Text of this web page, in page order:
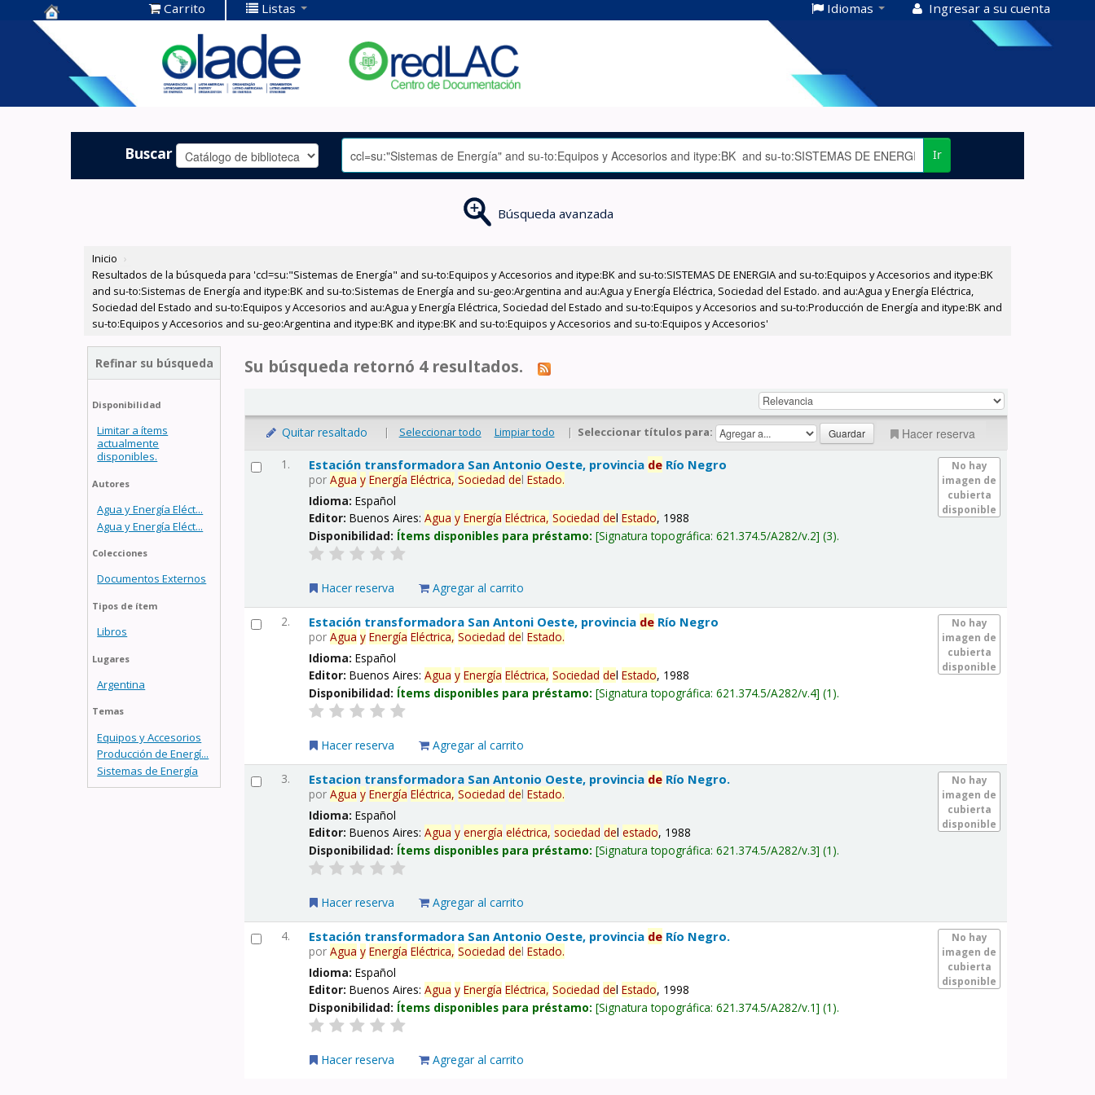
Centro de
Documentación
OLADE -
Carrito Listas Idiomas Ingresar a su cuenta
Buscar Ir
Búsqueda avanzada
Inicio ›
Resultados de la búsqueda para 'ccl=su:"Sistemas de Energía" and su-to:Equipos y Accesorios and itype:BK and su-to:SISTEMAS DE ENERGIA and su-to:Equipos y Accesorios and itype:BK
and su-to:Sistemas de Energía and itype:BK and su-to:Sistemas de Energía and su-geo:Argentina and au:Agua y Energía Eléctrica, Sociedad del Estado. and au:Agua y Energía Eléctrica,
Sociedad del Estado and su-to:Equipos y Accesorios and au:Agua y Energía Eléctrica, Sociedad del Estado and su-to:Equipos y Accesorios and su-to:Producción de Energía and itype:BK and
su-to:Equipos y Accesorios and su-geo:Argentina and itype:BK and itype:BK and su-to:Equipos y Accesorios and su-to:Equipos y Accesorios'
Refinar su búsqueda
Disponibilidad
Limitar a ítems
actualmente
disponibles.
Autores
Agua y Energía Eléct...
Agua y Energía Eléct...
Colecciones
Documentos Externos
Tipos de ítem
Libros
Lugares
Argentina
Temas
Equipos y Accesorios
Producción de Energí...
Sistemas de Energía
Su búsqueda retornó 4 resultados.
Quitar resaltado | Seleccionar todo Limpiar todo | Seleccionar títulos para: Hacer reserva
1.
No hay
imagen de
cubierta
disponible
Estación transformadora San Antonio Oeste, provincia de Río Negro
porAgua y Energía Eléctrica, Sociedad delEstado.
Idioma:Español
Editor:Buenos Aires:Agua y Energía Eléctrica, Sociedad delEstado, 1988
Disponibilidad: Ítems disponibles para préstamo: Signatura topográfica:621.374.5/A282/v.2 (3).
Hacer reserva Agregar al carrito
2.
No hay
imagen de
cubierta
disponible
Estación transformadora San Antoni Oeste, provincia de Río Negro
porAgua y Energía Eléctrica, Sociedad delEstado.
Idioma:Español
Editor:Buenos Aires:Agua y Energía Eléctrica, Sociedad delEstado, 1988
Disponibilidad: Ítems disponibles para préstamo: Signatura topográfica:621.374.5/A282/v.4 (1).
Hacer reserva Agregar al carrito
3.
No hay
imagen de
cubierta
disponible
Estacion transformadora San Antonio Oeste, provincia de Río Negro.
porAgua y Energía Eléctrica, Sociedad delEstado.
Idioma:Español
Editor:Buenos Aires:Agua y energía eléctrica, sociedad delestado, 1988
Disponibilidad: Ítems disponibles para préstamo: Signatura topográfica:621.374.5/A282/v.3 (1).
Hacer reserva Agregar al carrito
4.
No hay
imagen de
cubierta
disponible
Estación transformadora San Antonio Oeste, provincia de Río Negro.
porAgua y Energía Eléctrica, Sociedad delEstado.
Idioma:Español
Editor:Buenos Aires:Agua y Energía Eléctrica, Sociedad delEstado, 1998
Disponibilidad: Ítems disponibles para préstamo: Signatura topográfica:621.374.5/A282/v.1 (1).
Hacer reserva Agregar al carrito